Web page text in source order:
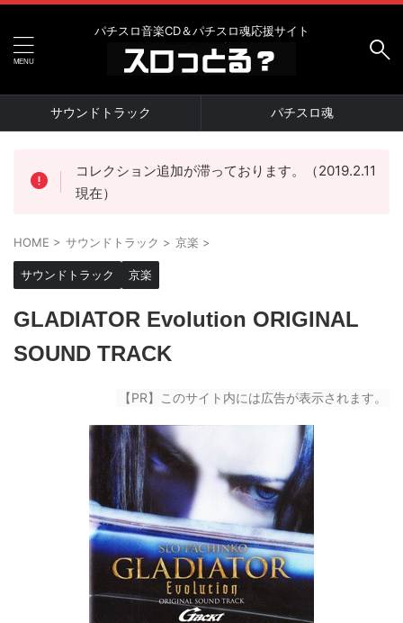
パチスロ音楽CD＆パチスロ魂応援サイト
サウンドトラック パチスロ魂
コレクション追加が滞っております。（2019.2.11
現在）
HOME > サウンドトラック > 京楽 >
サウンドトラック 京楽
GLADIATOR Evolution ORIGINAL
SOUND TRACK
【PR】このサイト内には広告が表示されます。